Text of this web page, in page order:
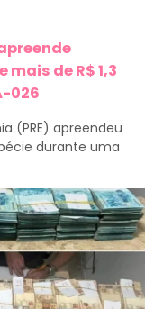
de R$ 1,3
026
(PRE) apreendeu
durante uma